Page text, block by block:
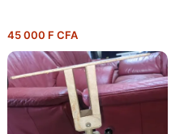
45 000 F CFA